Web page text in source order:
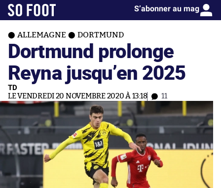
S’abonner au mag
ALLEMAGNE DORTMUND
Dortmund prolonge
Reyna jusqu’en 2025
TD
LE VENDREDI 20 NOVEMBRE 2020 À 13:18 11